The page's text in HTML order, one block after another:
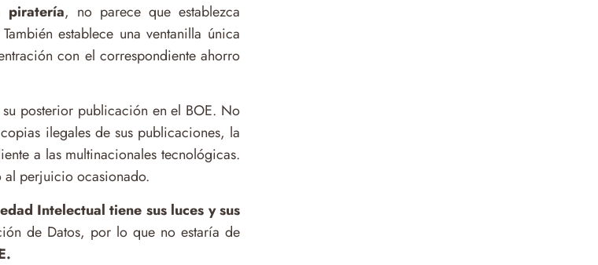
piratería, no parece que establezca
establece una ventanilla única
con el correspondiente ahorro
posterior publicación en el BOE. No
ilegales de sus publicaciones, la
a las multinacionales tecnológicas.
al perjuicio ocasionado.
Intelectual tiene sus luces y sus
de Datos, por lo que no estaría de